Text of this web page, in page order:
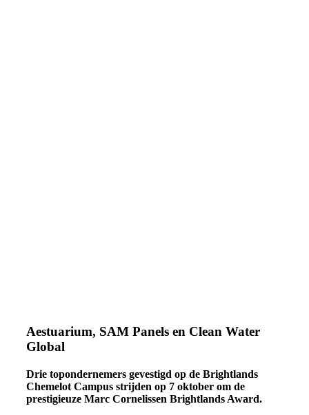
Aestuarium, SAM Panels en Clean Water
Global
Drie topondernemers gevestigd op de Brightlands
Chemelot Campus strijden op 7 oktober om de
prestigieuze Marc Cornelissen Brightlands Award.